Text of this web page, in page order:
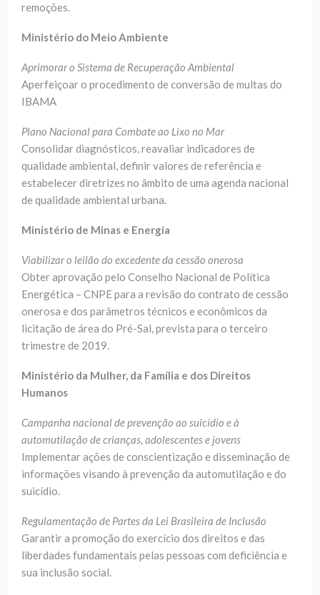
remoções.
Ministério do Meio Ambiente
Aprimorar o Sistema de Recuperação Ambiental
Aperfeiçoar o procedimento de conversão de multas do
IBAMA
Plano Nacional para Combate ao Lixo no Mar
Consolidar diagnósticos, reavaliar indicadores de
qualidade ambiental, definir valores de referência e
estabelecer diretrizes no âmbito de uma agenda nacional
de qualidade ambiental urbana.
Ministério de Minas e Energia
Viabilizar o leilão do excedente da cessão onerosa
Obter aprovação pelo Conselho Nacional de Política
Energética – CNPE para a revisão do contrato de cessão
onerosa e dos parâmetros técnicos e econômicos da
licitação de área do Pré-Sal, prevista para o terceiro
trimestre de 2019.
Ministério da Mulher, da Família e dos Direitos
Humanos
Campanha nacional de prevenção ao suicídio e à
automutilação de crianças, adolescentes e jovens
Implementar ações de conscientização e disseminação de
informações visando à prevenção da automutilação e do
suicídio.
Regulamentação de Partes da Lei Brasileira de Inclusão
Garantir a promoção do exercício dos direitos e das
liberdades fundamentais pelas pessoas com deficiência e
sua inclusão social.